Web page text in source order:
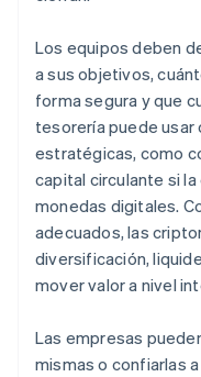
Los equipos deben
a sus objetivos,
forma segura y que
tesorería puede
estratégicas, como
capital circulante si
monedas digitales.
adecuados, las
diversificación,
mover valor a nivel
Las empresas
mismas o confiarlas